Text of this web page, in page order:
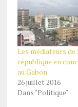
République.
par RFI, Laure
s’est-elle fait
le journaliste ou
était-ce
intentionnellement
faire une bonne
de son livre-
…
Les médiateurs de
république en
au Gabon
26 juillet 2016
Dans "Politique"